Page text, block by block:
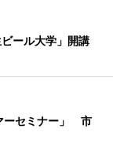
ール大学」開講
ーセミナー」 市